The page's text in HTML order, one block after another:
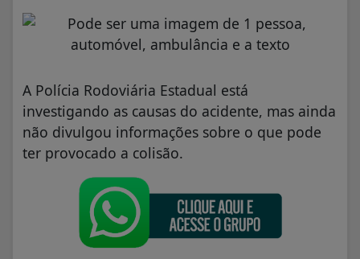
A Polícia Rodoviária Estadual está
investigando as causas do acidente, mas ainda
não divulgou informações sobre o que pode
ter provocado a colisão.